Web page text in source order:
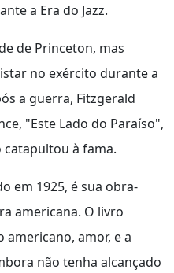
a Era do Jazz.
de Princeton, mas
no exército durante a
a guerra, Fitzgerald
"Este Lado do Paraíso",
catapultou à fama.
em 1925, é sua obra-
americana. O livro
amor, e a
não tenha alcançado